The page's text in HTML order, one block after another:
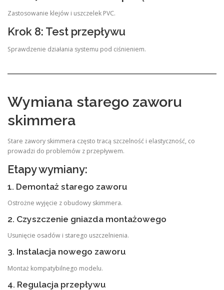
Zastosowanie klejów i uszczelek PVC.
Krok 8: Test przepływu
Sprawdzenie działania systemu pod ciśnieniem.
Wymiana starego zaworu
skimmera
Stare zawory skimmera często tracą szczelność i elastyczność, co
prowadzi do problemów z przepływem.
Etapy wymiany:
1. Demontaż starego zaworu
Ostrożne wyjęcie z obudowy skimmera.
2. Czyszczenie gniazda montażowego
Usunięcie osadów i starego uszczelnienia.
3. Instalacja nowego zaworu
Montaż kompatybilnego modelu.
4. Regulacja przepływu